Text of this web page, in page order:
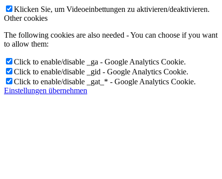
Klicken Sie, um Videoeinbettungen zu aktivieren/deaktivieren.
Other cookies
The following cookies are also needed - You can choose if you want
to allow them:
Click to enable/disable _ga - Google Analytics Cookie.
Click to enable/disable _gid - Google Analytics Cookie.
Click to enable/disable _gat_* - Google Analytics Cookie.
Einstellungen übernehmen